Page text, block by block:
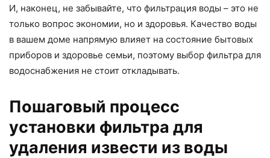
И, наконец, не забывайте, что фильтрация воды – это не
только вопрос экономии, но и здоровья. Качество воды
в вашем доме напрямую влияет на состояние бытовых
приборов и здоровье семьи, поэтому выбор фильтра для
водоснабжения не стоит откладывать.
Пошаговый процесс
установки фильтра для
удаления извести из воды